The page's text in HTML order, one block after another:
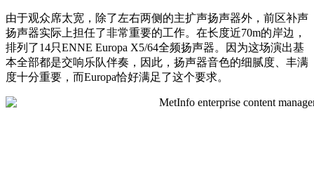
由于观众席太宽，除了左右两侧的主扩声扬声器外，前区补声
扬声器实际上担任了非常重要的工作。在长度近70m的岸边，
排列了14只ENNE Europa X5/64全频扬声器。因为这场演出基
本全部都是交响乐队伴奏，因此，扬声器音色的细腻度、丰满
度十分重要，而Europa恰好满足了这个要求。